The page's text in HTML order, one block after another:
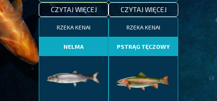
CZYTAJ WIĘCEJ CZYTAJ WIĘCEJ
RZEKA KENAI
NELMA
RZEKA KENAI
PSTRĄG TĘCZOWY